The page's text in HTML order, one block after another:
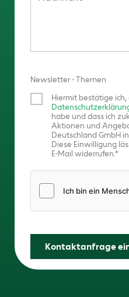
Newsletter - Themen
Hiermit bestätige ich,
habe und dass ich
Aktionen und
Deutschland GmbH
Diese Einwilligung
E-Mail widerrufen.
Kontaktanfrage